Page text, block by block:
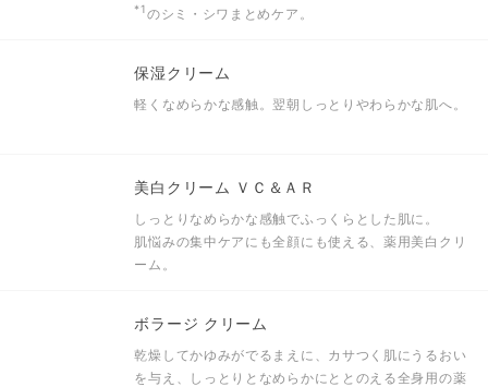
*1のシミ・シワまとめケア。
保湿クリーム
軽くなめらかな感触。翌朝しっとりやわらかな肌へ。
美白クリーム ＶＣ＆ＡＲ
しっとりなめらかな感触でふっくらとした肌に。
肌悩みの集中ケアにも全顔にも使える、薬用美白クリ
ーム。
ボラージ クリーム
乾燥してかゆみがでるまえに、カサつく肌にうるおい
を与え、しっとりとなめらかにととのえる全身用の薬